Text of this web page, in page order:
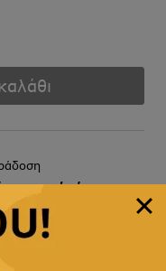
με αγορές άνω των
αντικαταβολή